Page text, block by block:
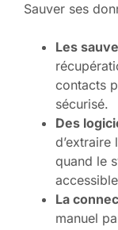
Sauver ses
Les
contacts
sécurisé.
Des
quand le
La
manuel